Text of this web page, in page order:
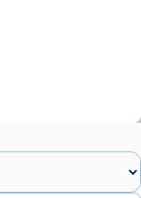
de Les